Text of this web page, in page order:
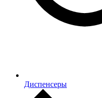
Диспенсеры